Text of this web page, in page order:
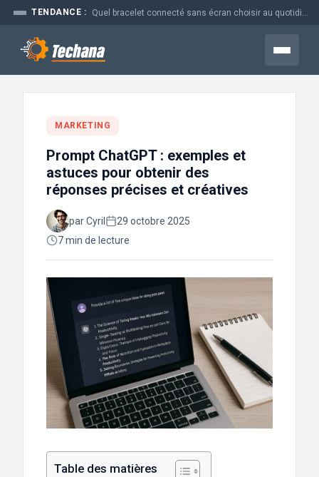
Aller
contenu
TENDANCE :
Menu
MARKETING
Prompt ChatGPT : exemples et
astuces pour obtenir des
réponses précises et créatives
par Cyril
29 octobre 2025
7 min de lecture
Table des matières